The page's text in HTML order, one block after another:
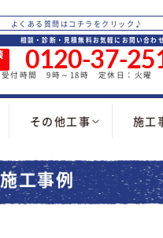
よくある質問はコチラをクリック♪
相談・診断・見積無料お気軽にお問い合わ
0120-37-
受付時間 9時～18時 定休日：火曜
その他工事 施工
施工事例